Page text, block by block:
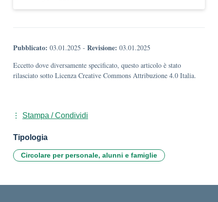
Pubblicato: 03.01.2025 - Revisione: 03.01.2025
Eccetto dove diversamente specificato, questo articolo è stato
rilasciato sotto Licenza Creative Commons Attribuzione 4.0 Italia.
Stampa / Condividi
Tipologia
Circolare per personale, alunni e famiglie